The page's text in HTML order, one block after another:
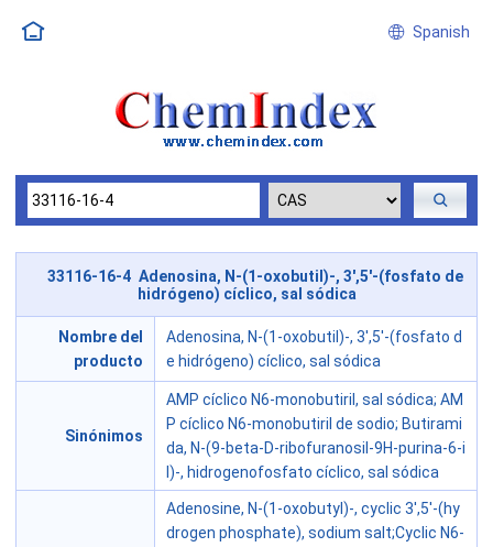
Spanish
33116-16-4 Adenosina, N-(1-oxobutil)-, 3',5'-(fosfato de
hidrógeno) cíclico, sal sódica
Nombre del
producto
Adenosina, N-(1-oxobutil)-, 3',5'-(fosfato d
e hidrógeno) cíclico, sal sódica
Sinónimos
AMP cíclico N6-monobutiril, sal sódica; AM
P cíclico N6-monobutiril de sodio; Butirami
da, N-(9-beta-D-ribofuranosil-9H-purina-6-i
l)-, hidrogenofosfato cíclico, sal sódica
Adenosine, N-(1-oxobutyl)-, cyclic 3',5'-(hy
drogen phosphate), sodium salt;Cyclic N6-